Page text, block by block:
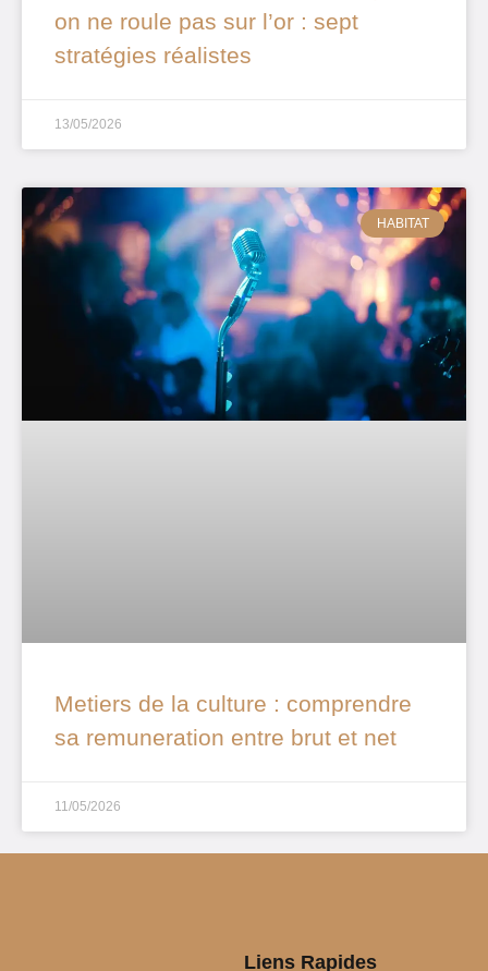
on ne roule pas sur l’or : sept
stratégies réalistes
13/05/2026
HABITAT
Metiers de la culture : comprendre
sa remuneration entre brut et net
11/05/2026
Liens Rapides